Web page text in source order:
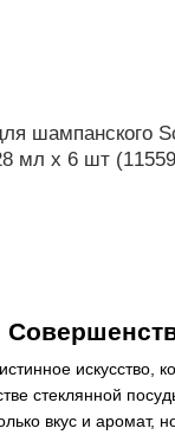
искусство,
стеклянной
вкус и аромат,
шампанского
мл х 6 шт